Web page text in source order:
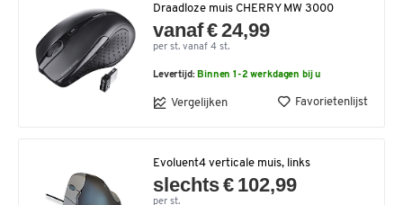
Draadloze muis CHERRY MW 3000
vanaf € 24,99
per st. vanaf 4 st.
Levertijd: Binnen 1-2 werkdagen bij u
Vergelijken Favorietenlijst
Evoluent4 verticale muis, links
slechts € 102,99
per st.